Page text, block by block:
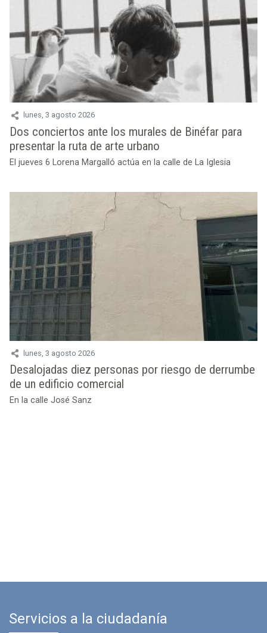
lunes, 3 agosto 2026
Dos conciertos ante los murales de Binéfar para
presentar la ruta de arte urbano
El jueves 6 Lorena Margalló actúa en la calle de La Iglesia
lunes, 3 agosto 2026
Desalojadas diez personas por riesgo de derrumbe
de un edificio comercial
En la calle José Sanz
Servicios a la ciudadanía